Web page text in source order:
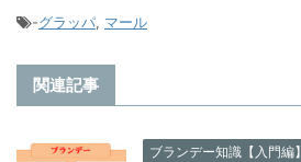
-グラッパ, マール
関連記事
ブランデー知識【入門編】